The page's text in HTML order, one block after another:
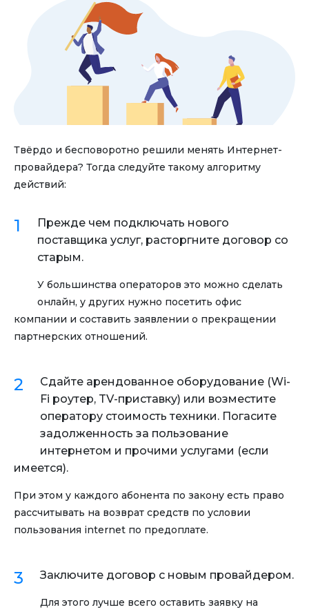
Твёрдо и бесповоротно решили менять Интернет-
провайдера? Тогда следуйте такому алгоритму
действий:
Прежде чем подключать нового
поставщика услуг, расторгните договор со
старым.
У большинства операторов это можно сделать
онлайн, у других нужно посетить офис
компании и составить заявлении о прекращении
партнерских отношений.
Сдайте арендованное оборудование (Wi-
Fi роутер, TV-приставку) или возместите
оператору стоимость техники. Погасите
задолженность за пользование
интернетом и прочими услугами (если
имеется).
При этом у каждого абонента по закону есть право
рассчитывать на возврат средств по условии
пользования internet по предоплате.
Заключите договор с новым провайдером.
Для этого лучше всего оставить заявку на